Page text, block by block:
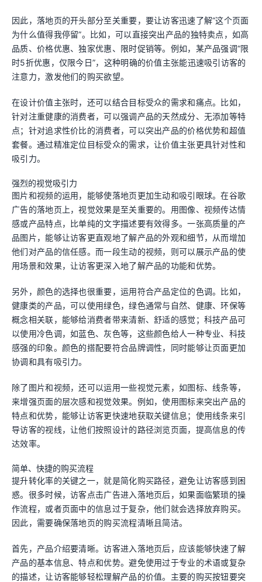
因此，落地页的开头部分至关重要，要让访客迅速了解“这个页面
为什么值得我停留”。比如，可以直接突出产品的独特卖点，如高
品质、价格优惠、独家优惠、限时促销等。例如，某产品强调“限
时5折优惠，仅限今日”，这种明确的价值主张能迅速吸引访客的
注意力，激发他们的购买欲望。
在设计价值主张时，还可以结合目标受众的需求和痛点。比如，
针对注重健康的消费者，可以强调产品的天然成分、无添加等特
点；针对追求性价比的消费者，可以突出产品的价格优势和超值
套餐。通过精准定位目标受众的需求，让价值主张更具针对性和
吸引力。
强烈的视觉吸引力
图片和视频的运用，能够使落地页更加生动和吸引眼球。在谷歌
广告的落地页上，视觉效果是至关重要的。用图像、视频传达情
感或产品特点，比单纯的文字描述要有效得多。一张高质量的产
品图片，能够让访客更直观地了解产品的外观和细节，从而增加
他们对产品的信任感。而一段生动的视频，则可以展示产品的使
用场景和效果，让访客更深入地了解产品的功能和优势。
另外，颜色的选择也很重要，运用符合产品定位的色调。比如，
健康类的产品，可以使用绿色，绿色通常与自然、健康、环保等
概念相关联，能够给消费者带来清新、舒适的感觉；科技产品可
以使用冷色调，如蓝色、灰色等，这些颜色给人一种专业、科技
感强的印象。颜色的搭配要符合品牌调性，同时能够让页面更加
协调和具有吸引力。
除了图片和视频，还可以运用一些视觉元素，如图标、线条等，
来增强页面的层次感和视觉效果。例如，使用图标来突出产品的
特点和优势，能够让访客更快速地获取关键信息；使用线条来引
导访客的视线，让他们按照设计的路径浏览页面，提高信息的传
达效率。
简单、快捷的购买流程
提升转化率的关键之一，就是简化购买路径，避免让访客感到困
惑。很多时候，访客点击广告进入落地页后，如果面临繁琐的操
作流程，或者页面中的信息过于复杂，他们就会选择放弃购买。
因此，需要确保落地页的购买流程清晰且简洁。
首先，产品介绍要清晰。访客进入落地页后，应该能够快速了解
产品的基本信息、特点和优势。避免使用过于专业的术语或复杂
的描述，让访客能够轻松理解产品的价值。主要的购买按钮要突